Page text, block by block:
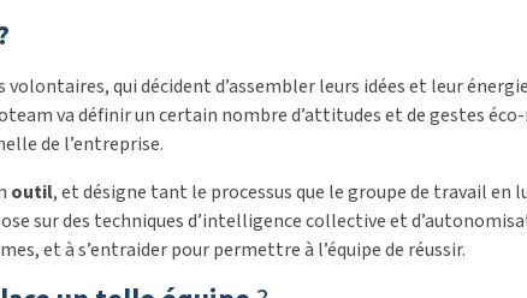
volontaires, qui décident d’assembler leurs idées et leur
va définir un certain nombre d’attitudes et de gestes
de l’entreprise.
outil, et désigne tant le processus que le groupe de travail en
sur des techniques d’intelligence collective et
et à s’entraider pour permettre à l’équipe de réussir.